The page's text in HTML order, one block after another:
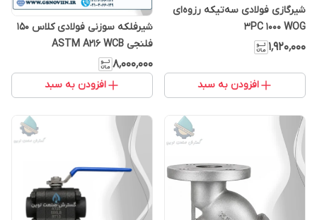
شیرگازی فولادی سه‌تیکه رزوه‌ای
3PC 1000 WOG
۱٬۹۲۰٬۰۰۰
افزودن به سبد
شیرفلکه سوزنی فولادی کلاس 150
فلنجی ASTM A216 WCB
۸٬۰۰۰٬۰۰۰
افزودن به سبد